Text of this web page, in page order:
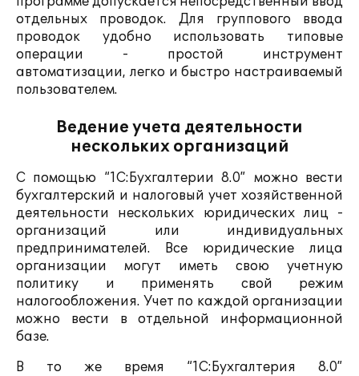
отдельных проводок. Для группового ввода
проводок удобно использовать типовые
операции - простой инструмент
автоматизации, легко и быстро настраиваемый
пользователем.
Ведение учета деятельности
нескольких организаций
С помощью “1С:Бухгалтерии 8.0” можно вести
бухгалтерский и налоговый учет хозяйственной
деятельности нескольких юридических лиц -
организаций или индивидуальных
предпринимателей. Все юридические лица
организации могут иметь свою учетную
политику и применять свой режим
налогообложения. Учет по каждой организации
можно вести в отдельной информационной
базе.
В то же время “1С:Бухгалтерия 8.0”